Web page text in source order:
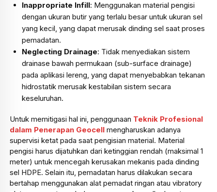
Inappropriate Infill: Menggunakan material pengisi
dengan ukuran butir yang terlalu besar untuk ukuran sel
yang kecil, yang dapat merusak dinding sel saat proses
pemadatan.
Neglecting Drainage: Tidak menyediakan sistem
drainase bawah permukaan (sub-surface drainage)
pada aplikasi lereng, yang dapat menyebabkan tekanan
hidrostatik merusak kestabilan sistem secara
keseluruhan.
Untuk memitigasi hal ini, penggunaan Teknik Profesional
dalam Penerapan Geocell mengharuskan adanya
supervisi ketat pada saat pengisian material. Material
pengisi harus dijatuhkan dari ketinggian rendah (maksimal 1
meter) untuk mencegah kerusakan mekanis pada dinding
sel HDPE. Selain itu, pemadatan harus dilakukan secara
bertahap menggunakan alat pemadat ringan atau vibratory